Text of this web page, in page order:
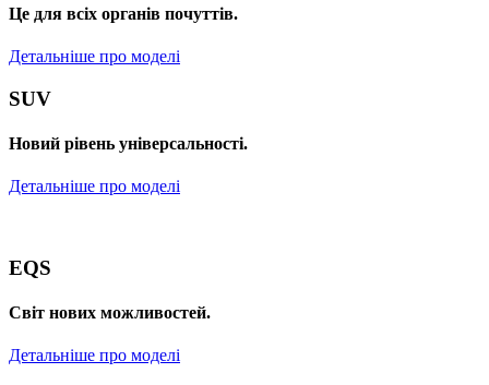
Це для всіх органів почуттів.
Детальніше про моделі
SUV
Новий рівень універсальності.
Детальніше про моделі
EQS
Cвіт нових можливостей.
Детальніше про моделі